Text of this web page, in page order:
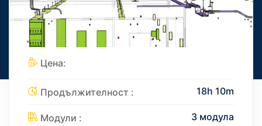
Цена:
Продължителност : 18h 10m
Модули : 3 модула